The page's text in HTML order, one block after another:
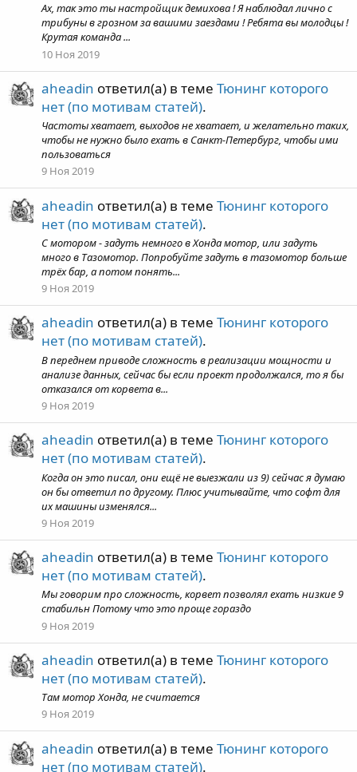
Ах, так это ты настройщик демихова ! Я наблюдал лично с
трибуны в грозном за вашими заездами ! Ребята вы молодцы !
Крутая команда ...
10 Ноя 2019
aheadin ответил(а) в теме Тюнинг которого
нет (по мотивам статей).
Частоты хватает, выходов не хватает, и желательно таких,
чтобы не нужно было ехать в Санкт-Петербург, чтобы ими
пользоваться
9 Ноя 2019
aheadin ответил(а) в теме Тюнинг которого
нет (по мотивам статей).
С мотором - задуть немного в Хонда мотор, или задуть
много в Тазомотор. Попробуйте задуть в тазомотор больше
трёх бар, а потом понять...
9 Ноя 2019
aheadin ответил(а) в теме Тюнинг которого
нет (по мотивам статей).
В переднем приводе сложность в реализации мощности и
анализе данных, сейчас бы если проект продолжался, то я бы
отказался от корвета в...
9 Ноя 2019
aheadin ответил(а) в теме Тюнинг которого
нет (по мотивам статей).
Когда он это писал, они ещё не выезжали из 9) сейчас я думаю
он бы ответил по другому. Плюс учитывайте, что софт для
их машины изменялся...
9 Ноя 2019
aheadin ответил(а) в теме Тюнинг которого
нет (по мотивам статей).
Мы говорим про сложность, корвет позволял ехать низкие 9
стабильн Потому что это проще гораздо
9 Ноя 2019
aheadin ответил(а) в теме Тюнинг которого
нет (по мотивам статей).
Там мотор Хонда, не считается
9 Ноя 2019
aheadin ответил(а) в теме Тюнинг которого
нет (по мотивам статей).